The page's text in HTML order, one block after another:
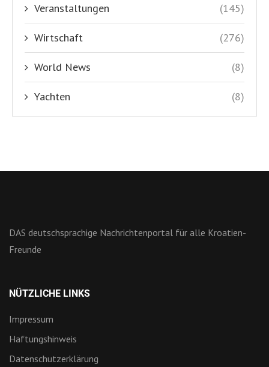
Veranstaltungen (145)
Wirtschaft (276)
World News (8)
Yachten (8)
DAS deutschsprachige Nachrichtenportal für alle Kroatien-
Freunde
NÜTZLICHE LINKS
Impressum
Haftungshinweis
Datenschutzerklärung